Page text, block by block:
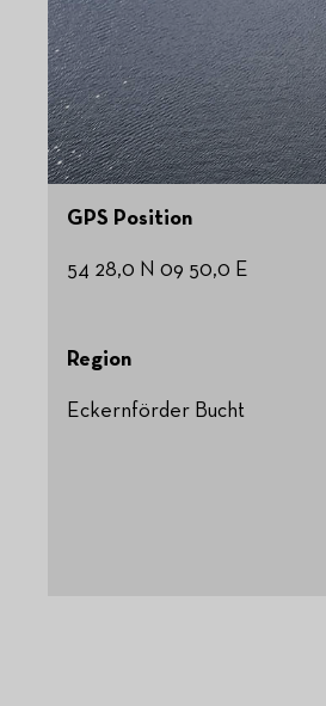
GPS Position
54 28,0 N 09 50,0 E
Region
Eckernförder Bucht